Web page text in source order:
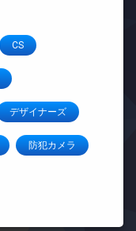
CS
デザイナーズ
防犯カメラ